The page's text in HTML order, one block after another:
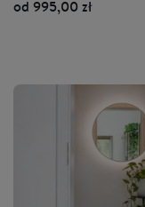
od 995,00 zł